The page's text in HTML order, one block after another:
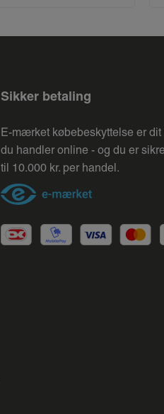
Sikker betaling
E-mærket købebeskyttelse er
du handler online - og du er
til 10.000 kr. per handel.